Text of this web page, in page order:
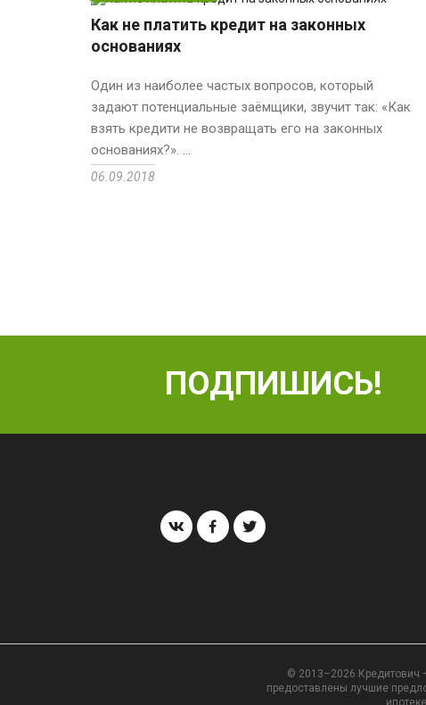
Как не платить кредит на законных
основаниях
Один из наиболее частых вопросов, который
задают потенциальные заёмщики, звучит так: «Как
взять кредити не возвращать его на законных
основаниях?». ...
06.09.2018
ПОДПИШИСЬ!
© 2013–2026 Кредитович
предоставлены лучшие